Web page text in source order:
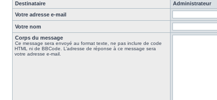
Destinataire
Administrateur
Votre adresse e-mail
Votre nom
Corps du message
Ce message sera envoyé au format texte, ne pas inclure de code
HTML ni de BBCode. L’adresse de réponse à ce message sera
votre adresse e-mail.